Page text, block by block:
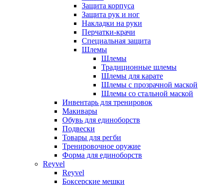
Защита корпуса
Защита рук и ног
Накладки на руки
Перчатки-крачи
Специальная защита
Шлемы
Шлемы
Традиционные шлемы
Шлемы для карате
Шлемы с прозрачной маской
Шлемы со стальной маской
Инвентарь для тренировок
Макивары
Обувь для единоборств
Подвески
Товары для регби
Тренировочное оружие
Форма для единоборств
Reyvel
Reyvel
Боксерские мешки